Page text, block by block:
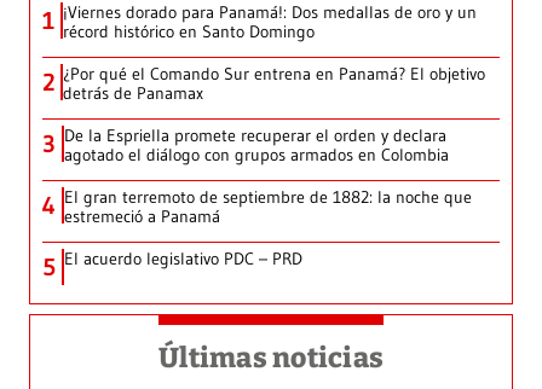
1 ¡Viernes dorado para Panamá!: Dos medallas de oro y un
récord histórico en Santo Domingo
2 ¿Por qué el Comando Sur entrena en Panamá? El objetivo
detrás de Panamax
3 De la Espriella promete recuperar el orden y declara
agotado el diálogo con grupos armados en Colombia
4 El gran terremoto de septiembre de 1882: la noche que
estremeció a Panamá
5 El acuerdo legislativo PDC – PRD
Últimas noticias